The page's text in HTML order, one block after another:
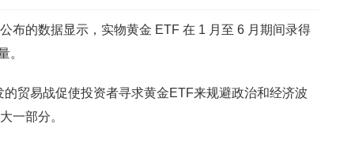
布的数据显示，实物黄金 ETF 在 1 月至 6 月期间录得
。
贸易战促使投资者寻求黄金ETF来规避政治和经济波
一部分。